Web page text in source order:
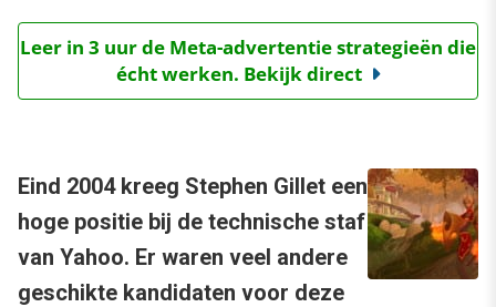
Leer in 3 uur de Meta-advertentie strategieën die
écht werken. Bekijk direct
Eind 2004 kreeg Stephen Gillet een
hoge positie bij de technische staf
van Yahoo. Er waren veel andere
geschikte kandidaten voor deze